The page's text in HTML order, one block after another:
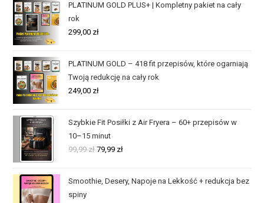
PLATINUM GOLD PLUS+ | Kompletny pakiet na cały
rok
299,00 zł
PLATINUM GOLD – 418 fit przepisów, które ogarniają
Twoją redukcję na cały rok
249,00 zł
Szybkie Fit Posiłki z Air Fryera – 60+ przepisów w
10–15 minut
99,99zł 79,99 zł
Smoothie, Desery, Napoje na Lekkość + redukcja bez
spiny